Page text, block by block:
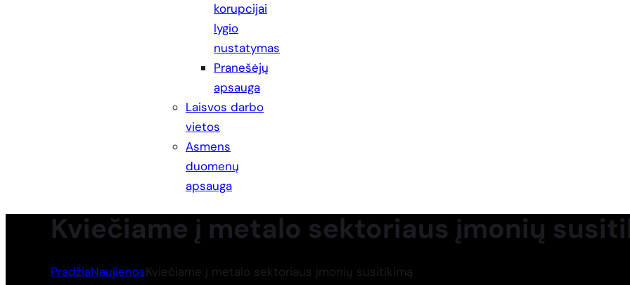
korupcijai
lygio
nustatymas
Pranešėjų
apsauga
Laisvos darbo
vietos
Asmens
duomenų
apsauga
Kviečiame į metalo sektoriaus įmonių
PradžiaNaujienosKviečiame į metalo sektoriaus įmonių susitikimą